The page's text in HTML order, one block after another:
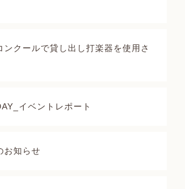
ンクールで貸し出し打楽器を使用さ
イベントレポート
お知らせ